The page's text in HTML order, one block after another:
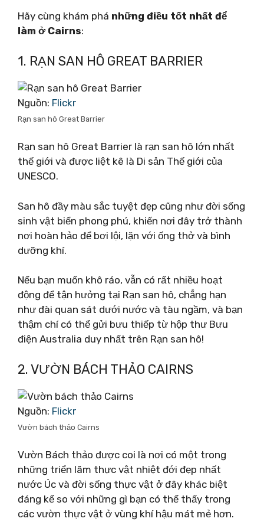
Hãy cùng khám phá những điều tốt nhất để
làm ở Cairns:
1. RẠN SAN HÔ GREAT BARRIER
Nguồn: Flickr
Rạn san hô Great Barrier
Rạn san hô Great Barrier là rạn san hô lớn nhất
thế giới và được liệt kê là Di sản Thế giới của
UNESCO.
San hô đầy màu sắc tuyệt đẹp cũng như đời sống
sinh vật biển phong phú, khiến nơi đây trở thành
nơi hoàn hảo để bơi lội, lặn với ống thở và bình
dưỡng khí.
Nếu bạn muốn khô ráo, vẫn có rất nhiều hoạt
động để tận hưởng tại Rạn san hô, chẳng hạn
như đài quan sát dưới nước và tàu ngầm, và bạn
thậm chí có thể gửi bưu thiếp từ hộp thư Bưu
điện Australia duy nhất trên Rạn san hô!
2. VƯỜN BÁCH THẢO CAIRNS
Nguồn: Flickr
Vườn bách thảo Cairns
Vườn Bách thảo được coi là nơi có một trong
những triển lãm thực vật nhiệt đới đẹp nhất
nước Úc và đời sống thực vật ở đây khác biệt
đáng kể so với những gì bạn có thể thấy trong
các vườn thực vật ở vùng khí hậu mát mẻ hơn.